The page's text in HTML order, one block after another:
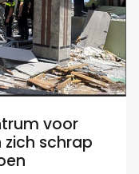
voor
schrap